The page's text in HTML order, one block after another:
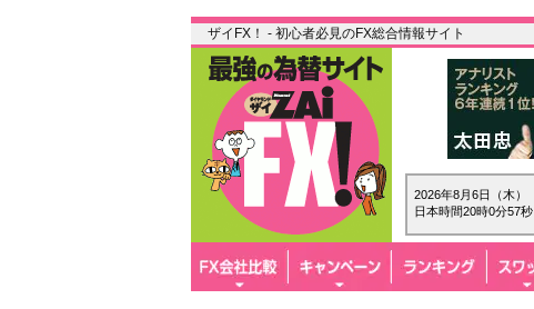
ザイFX！ - 初心者必見のFX総合情報サイト
2026年8月6日（木）
日本時間20時0分58秒